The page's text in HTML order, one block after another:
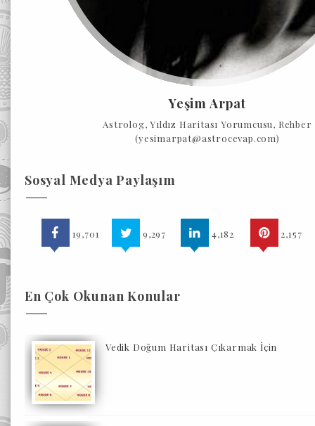
Yeşim Arpat
Astrolog, Yıldız Haritası Yorumcusu, Rehber
(yesimarpat@astrocevap.com)
Sosyal Medya Paylaşım
19,701 9,297 4,182 2,157
En Çok Okunan Konular
Vedik Doğum Haritası Çıkarmak İçin